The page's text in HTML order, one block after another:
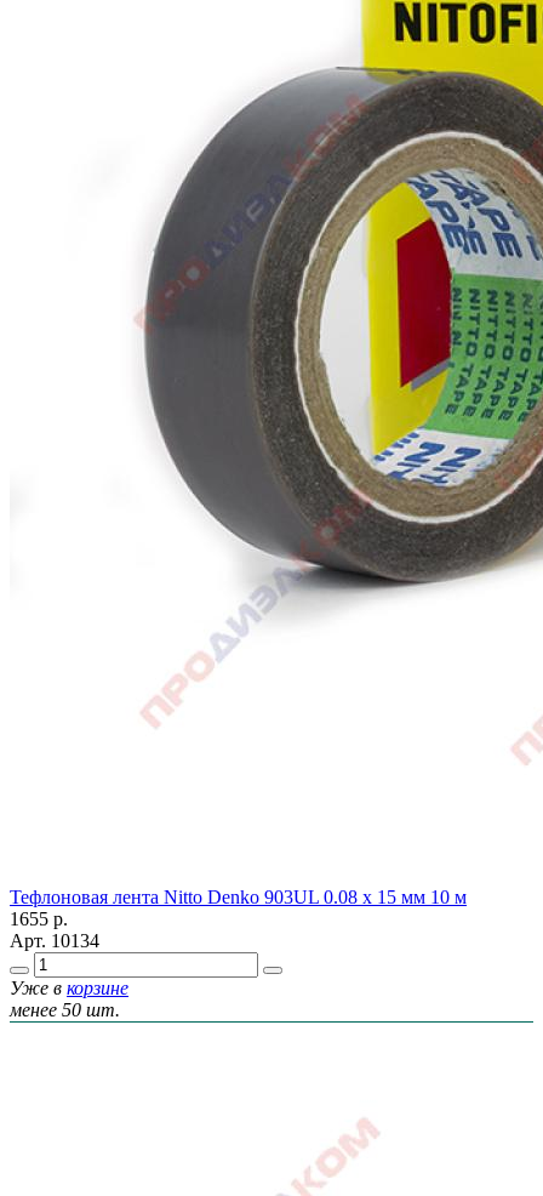
Тефлоновая лента Nitto Denko 903UL 0.08 х 15 мм 10 м
1655 р.
Арт. 10134
Уже в корзине
менее 50 шт.